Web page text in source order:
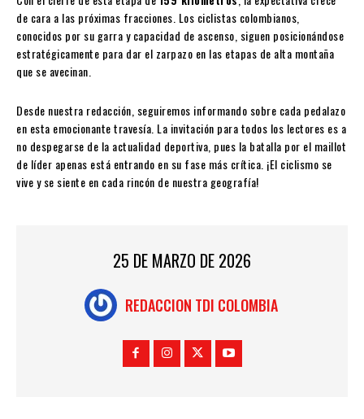
de cara a las próximas fracciones. Los ciclistas colombianos,
conocidos por su garra y capacidad de ascenso, siguen posicionándose
estratégicamente para dar el zarpazo en las etapas de alta montaña
que se avecinan.
Desde nuestra redacción, seguiremos informando sobre cada pedalazo
en esta emocionante travesía. La invitación para todos los lectores es a
no despegarse de la actualidad deportiva, pues la batalla por el maillot
de líder apenas está entrando en su fase más crítica. ¡El ciclismo se
vive y se siente en cada rincón de nuestra geografía!
25 DE MARZO DE 2026
REDACCION TDI COLOMBIA